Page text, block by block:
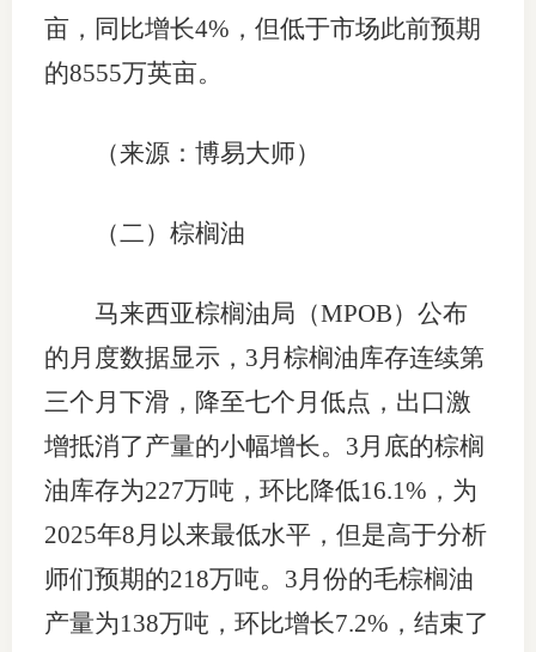
亩，同比增长4%，但低于市场此前预期
的8555万英亩。
（来源：博易大师）
（二）棕榈油
马来西亚棕榈油局（MPOB）公布
的月度数据显示，3月棕榈油库存连续第
三个月下滑，降至七个月低点，出口激
增抵消了产量的小幅增长。3月底的棕榈
油库存为227万吨，环比降低16.1%，为
2025年8月以来最低水平，但是高于分析
师们预期的218万吨。3月份的毛棕榈油
产量为138万吨，环比增长7.2%，结束了